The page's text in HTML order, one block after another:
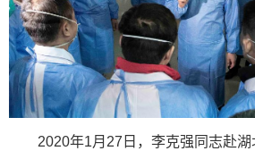
2020年1月27日，李克强同志赴湖